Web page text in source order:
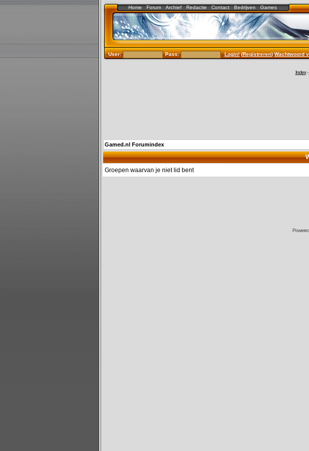
Home Forum Archief Redactie Contact Bedrijven Games
User: Pass: Login!(Registreren)Wachtwoord
Index-
Gamed.nl Forumindex
Groepen waarvan je niet lid bent